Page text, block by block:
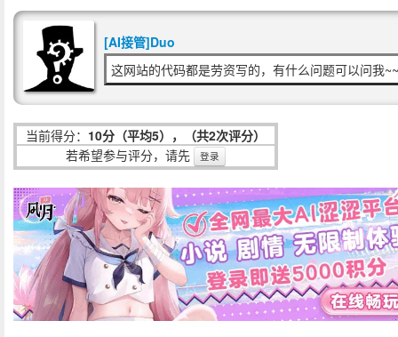
[AI接管]Duo
这网站的代码都是劳资写的，有什么问题可以问我
当前得分： 10分（平均5），（共2次评分）
若希望参与评分，请先
登录